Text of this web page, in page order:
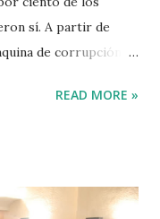
sí. A partir de
de corrupción
a que había
antes, la
READ MORE »